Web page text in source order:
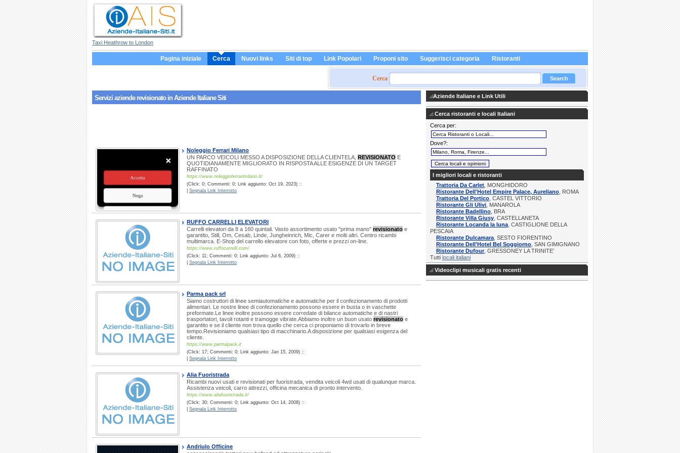
Taxi Heathrow to London
Pagina iniziale Cerca Nuovi links Siti di top Link Popolari Proponi sito Suggerisci categoria Ristoranti
Cerca
Servizi aziende revisionatoin Aziende Italiane Siti
Noleggio Ferrari Milano
UN PARCO VEICOLI MESSO A DISPOSIZIONE DELLA CLIENTELA, REVISIONATO E
QUOTIDIANAMENTE MIGLIORATO IN RISPOSTA ALLE ESIGENZE DI UN TARGET
RAFFINATO
https://www.noleggioferrarimilano.it/
(Click: 0; Commenti: 0; Link aggiunto: Oct 19, 2023) ::
Segnala Link Interrotto
RUFFO CARRELLI ELEVATORI
Carrelli elevatori da 8 a 160 quintali. Vasto assortimento usato "prima mano" revisionato e
garantito, Still, Om, Cesab, Linde, Jungheinrich, Mic, Carer e molti altri. Centro ricambi
multimarca. E-Shop del carrello elevatore con foto, offerte e prezzi on-line.
https://www.ruffocarrelli.com/
(Click: 11; Commenti: 0; Link aggiunto: Jul 6, 2009) ::
Segnala Link Interrotto
Parma pack srl
Siamo costruttori di linee semiautomatiche e automatiche per il confezionamento di prodotti
alimentari. Le nostre linee di confezionamento possono essere in busta o in vaschette
preformate.Le linee inoltre possono essere corredate di bilance automatiche e di nastri
trasportatori, tavoli rotanti e tramogge vibrate.Abbiamo inoltre un buon usato revisionato e
garantito e se il cliente non trova quello che cerca ci proponiamo di trovarlo in breve
tempo.Revisioniamo qualsiasi tipo di macchinario.A disposizione per qualsiasi esigenza del
cliente.
https://www.parmapack.it
(Click: 17; Commenti: 0; Link aggiunto: Jan 15, 2009) ::
Segnala Link Interrotto
Alia Fuoristrada
Ricambi nuovi usati e revisionati per fuoristrada, vendita veicoli 4wd usati di qualunque marca.
Assistenza veicoli, carro attrezzi, officina mecanica di pronto intervento.
https://www.aliafuoristrada.it/
(Click: 30; Commenti: 0; Link aggiunto: Oct 14, 2008) ::
Segnala Link Interrotto
Andriulo Officine
Aziende Italiane e Link Utili
Cerca ristoranti e locali Italiani
Cerca per:
Dove?:
I migliori locali e ristoranti
Trattoria Da Carlet , MONGHIDORO
Ristorante Dell'Hotel Empire Palace, Aureliano , ROMA
Trattoria Del Portico , CASTEL VITTORIO
Ristorante Gli Ulivi , MANAROLA
Ristorante Badellino , BRA
Ristorante Villa Giusy , CASTELLANETA
Ristorante Locanda la luna , CASTIGLIONE DELLA
PESCAIA
Ristorante Dulcamara , SESTO FIORENTINO
Ristorante Dell'Hotel Bel Soggiorno , SAN GIMIGNANO
Ristorante Dufour, GRESSONEY LA TRINITE'
Tutti locali italiani
Videoclipi musicali gratis recenti